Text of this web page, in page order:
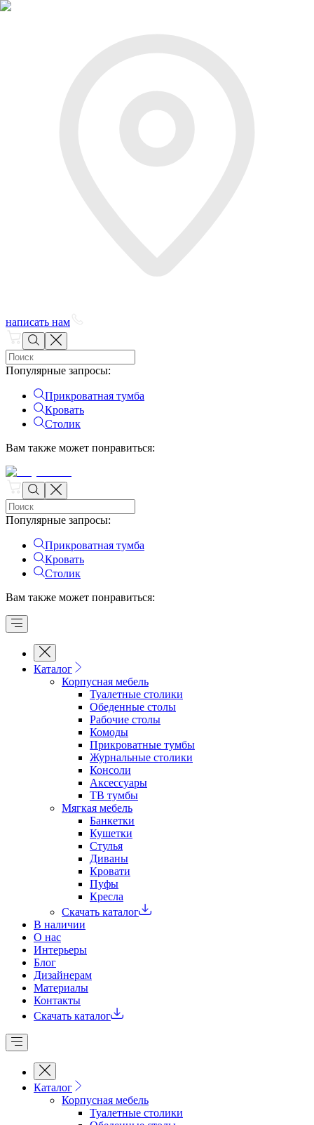
написать нам
Популярные запросы:
Прикроватная тумба
Кровать
Столик
Вам также может понравиться:
Популярные запросы:
Прикроватная тумба
Кровать
Столик
Вам также может понравиться:
Каталог
Корпусная мебель
Туалетные столики
Обеденные cтолы
Рабочие столы
Комоды
Прикроватные тумбы
Журнальные столики
Консоли
Аксессуары
ТВ тумбы
Мягкая мебель
Банкетки
Кушетки
Стулья
Диваны
Кровати
Пуфы
Кресла
Скачать каталог
В наличии
О нас
Интерьеры
Блог
Дизайнерам
Материалы
Контакты
Скачать каталог
Каталог
Корпусная мебель
Туалетные столики